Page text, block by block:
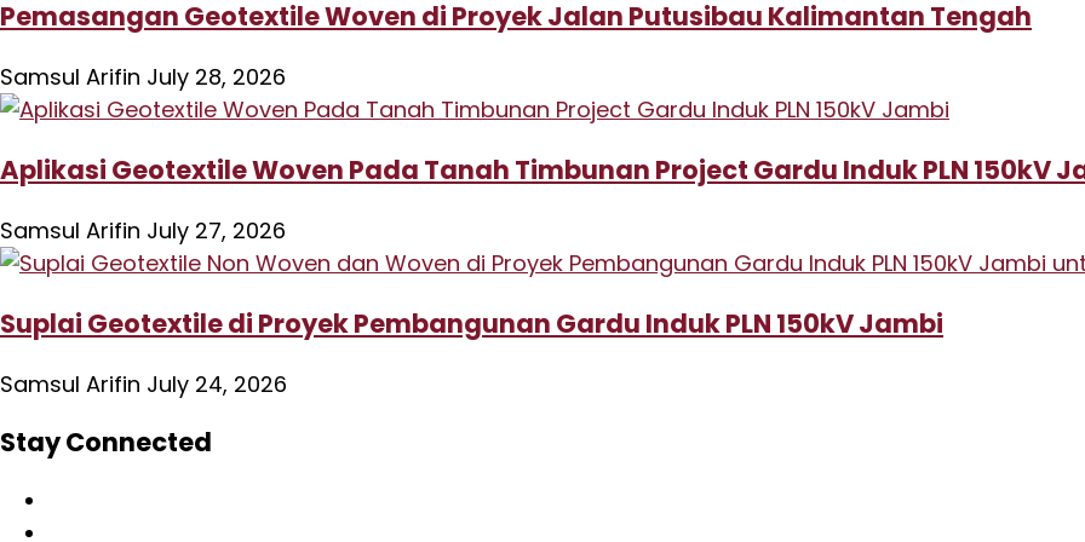
Pemasangan Geotextile Woven di Proyek Jalan Putusibau Kalimantan Tengah
Samsul Arifin July 28, 2026
Aplikasi Geotextile Woven Pada Tanah Timbunan Project Gardu Induk PLN 150kV
Samsul Arifin July 27, 2026
Suplai Geotextile di Proyek Pembangunan Gardu Induk PLN 150kV Jambi
Samsul Arifin July 24, 2026
Stay Connected